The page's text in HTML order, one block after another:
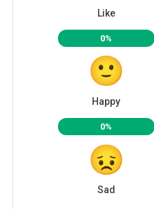
Like
0%
Happy
0%
Sad